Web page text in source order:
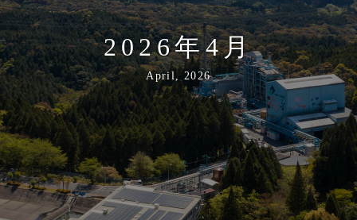
2026年4月
April, 2026